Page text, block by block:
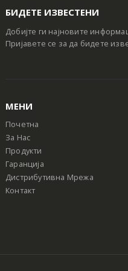
БИДЕТЕ ИЗВЕСТЕНИ
Добијте ги најновите
Пријавете се за да бидете
МЕНИ
Почетна
За Нас
Продукти
Гаранција
Дистрибутивна Мрежа
Контакт